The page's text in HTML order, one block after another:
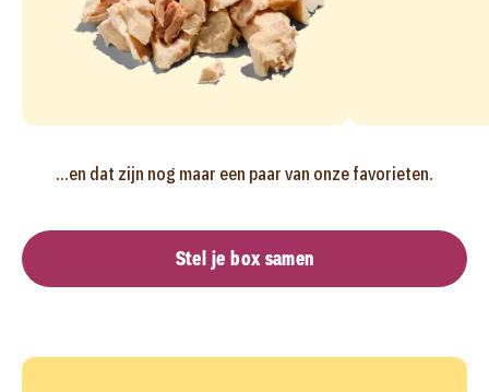
...en dat zijn nog maar een paar van onze favorieten.
Stel je box samen